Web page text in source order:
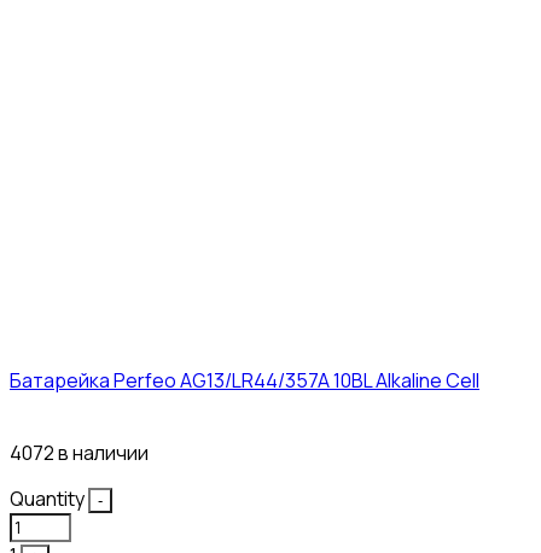
Батарейка Perfeo AG13/LR44/357A 10BL Alkaline Cell
4072 в наличии
Quantity
-